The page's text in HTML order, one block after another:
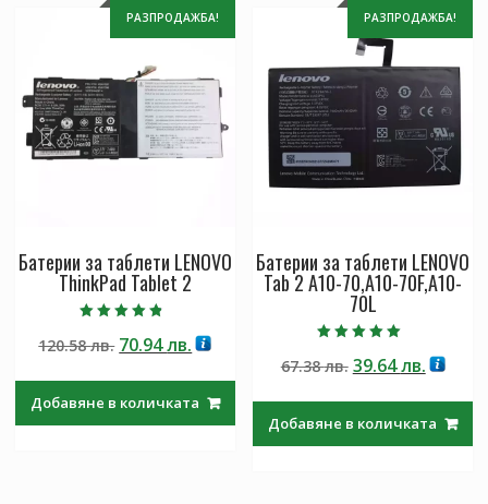
РАЗПРОДАЖБА!
Батерии за таблети LENOVO
ThinkPad Tablet 2
4.50
от 5
120.58лв. Original
120.58 лв..
70.94лв.Текущата
70.94 лв..
Добавяне в количката
РАЗПРОДАЖБА!
Батерии за таблети LENOVO
Tab 2 A10-70,A10-70F,A10-
70L
5.00
от 5
67.38лв. Original
67.38 лв..
39.64лв.
39.64
Добавяне в количката